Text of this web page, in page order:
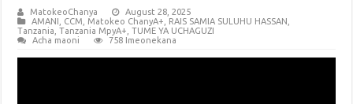
MatokeoChanya
August 28, 2025
AMANI
CCM Matokeo ChanyA+ RAIS SAMIA SULUHU HASSAN
Tanzania ,Tanzania MpyA+ ,TUME YA UCHAGUZI
Acha maoni
758 Imeonekana